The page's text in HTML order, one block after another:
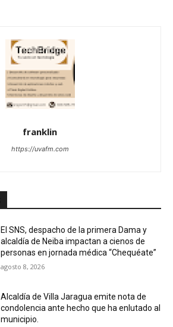
franklin
https://uvafm.com
El SNS, despacho de la primera Dama y
alcaldía de Neiba impactan a cienos de
personas en jornada médica “Chequéate”
agosto 8, 2026
Alcaldía de Villa Jaragua emite nota de
condolencia ante hecho que ha enlutado al
municipio.